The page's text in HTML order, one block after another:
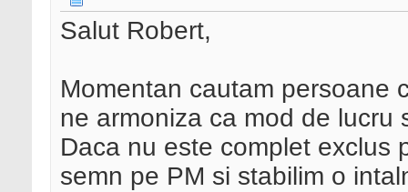
Salut Robert,
Momentan cautam persoane
ne armoniza ca mod de lucru
Daca nu este complet exclus
semn pe PM si stabilim o